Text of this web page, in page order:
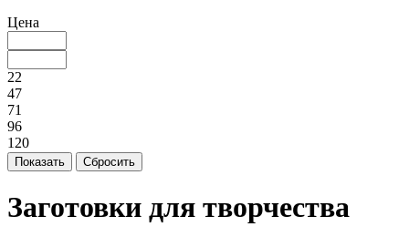
Цена
22
47
71
96
120
Заготовки для творчества